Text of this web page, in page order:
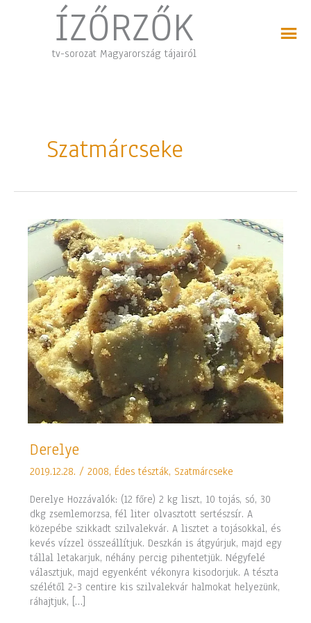
ÍZŐRZŐK
tv-sorozat Magyarország tájairól
Szatmárcseke
Derelye
2019.12.28./2008, Édes tészták, Szatmárcseke
Derelye Hozzávalók: (12 főre) 2 kg liszt, 10 tojás, só, 30
dkg zsemlemorzsa, fél liter olvasztott sertészsír. A
közepébe szikkadt szilvalekvár. A lisztet a tojásokkal, és
kevés vízzel összeállítjuk. Deszkán is átgyúrjuk, majd egy
tállal letakarjuk, néhány percig pihentetjük. Négyfelé
választjuk, majd egyenként vékonyra kisodorjuk. A tészta
szélétől 2-3 centire kis szilvalekvár halmokat helyezünk,
ráhajtjuk, […]
Derelye